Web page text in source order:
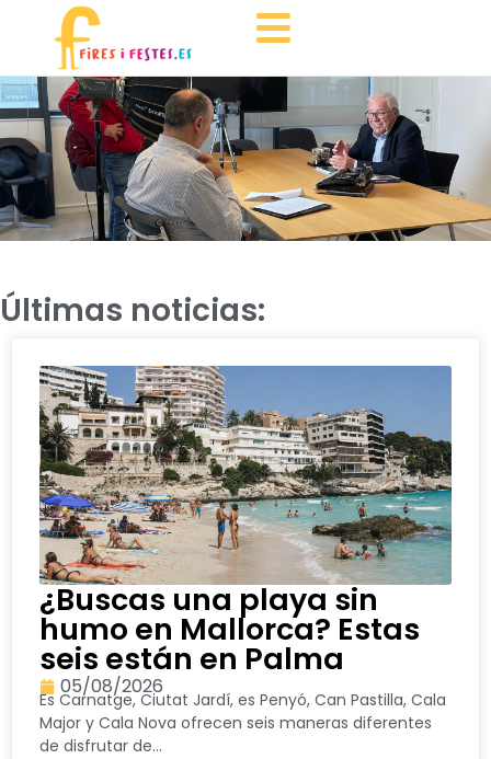
Últimas noticias:
¿Buscas una playa sin
humo en Mallorca? Estas
seis están en Palma
05/08/2026
Es Carnatge, Ciutat Jardí, es Penyó, Can Pastilla, Cala
Major y Cala Nova ofrecen seis maneras diferentes
de disfrutar de...